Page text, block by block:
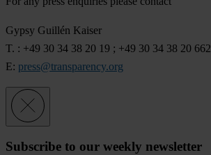
Gypsy Guillén Kaiser
T. : +49 30 34 38 20 19 ; +49 30 34 38 20 662
E: press@transparency.org
Subscribe to our weekly newsletter